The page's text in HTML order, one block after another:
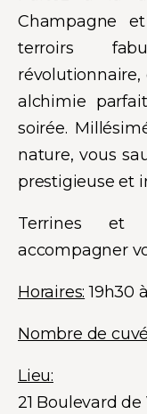
Champagne
terroirs
alchimie
soirée.
nature, vous
prestigieuse et
Terrines et
accompagner
Horaires: 19h30
Nombre de
Lieu:
21 Boulevard de